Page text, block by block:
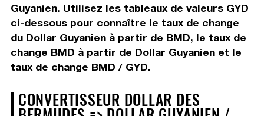
Guyanien. Utilisez les tableaux de valeurs GYD
ci-dessous pour connaître le taux de change
du Dollar Guyanien à partir de BMD, le taux de
change BMD à partir de Dollar Guyanien et le
taux de change BMD / GYD.
CONVERTISSEUR DOLLAR DES